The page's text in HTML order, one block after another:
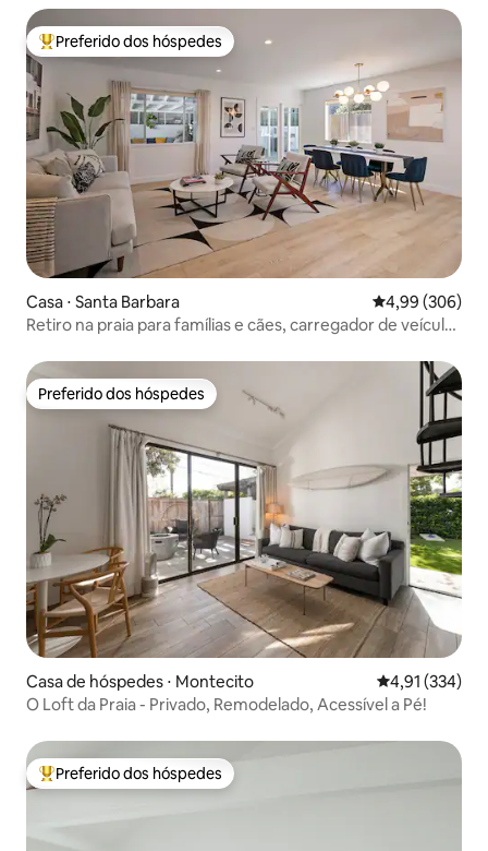
Entre os melhores preferidos dos hóspedes
Preferido dos hóspedes
Casa ⋅ Santa Barbara 4,99 de uma
4,99 (306)
Retiro na praia para famílias e cães, carregador de veículos
Preferido dos hóspedes
Preferido dos hóspedes
Casa de hóspedes ⋅ Montecito 4,91 de uma
4,91 (334)
O Loft da Praia - Privado, Remodelado, Acessível a Pé!
Entre os melhores preferidos dos hóspedes
Preferido dos hóspedes